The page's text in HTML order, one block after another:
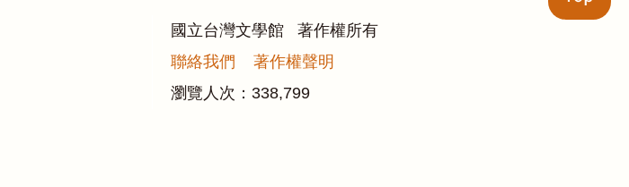
國立台灣文學館 著作權所有
聯絡我們
著作權聲明
瀏覽人次： 338,799